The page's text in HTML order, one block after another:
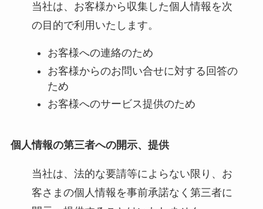
当社は、お客様から収集した個人情報を次
の目的で利用いたします。
お客様への連絡のため
お客様からのお問い合せに対する回答の
ため
お客様へのサービス提供のため
個人情報の第三者への開示、提供
当社は、法的な要請等によらない限り、お
客さまの個人情報を事前承諾なく第三者に